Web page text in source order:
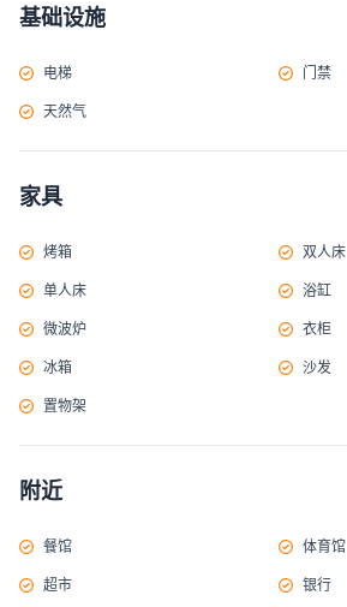
基础设施
电梯 门禁
天然气
家具
烤箱 双人床
单人床 浴缸
微波炉 衣柜
冰箱 沙发
置物架
附近
餐馆 体育馆
超市 银行